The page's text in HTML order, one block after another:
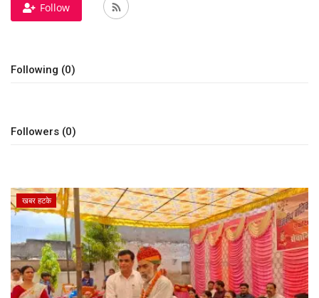
ईपेपर
हमारे बारे में
बिज़नेस
Follow
Following (0)
Followers (0)
खबर हटके